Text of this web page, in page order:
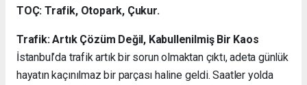
TOÇ: Trafik, Otopark, Çukur.
Trafik: Artık Çözüm Değil, Kabullenilmiş Bir Kaos
İstanbul’da trafik artık bir sorun olmaktan çıktı, adeta günlük
hayatın kaçınılmaz bir parçası haline geldi. Saatler yolda